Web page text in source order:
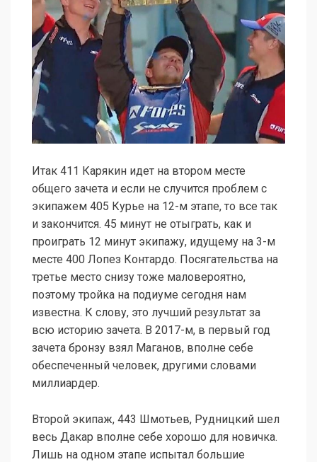
Итак 411 Карякин идет на втором месте
общего зачета и если не случится проблем с
экипажем 405 Курье на 12-м этапе, то все так
и закончится. 45 минут не отыграть, как и
проиграть 12 минут экипажу, идущему на 3-м
месте 400 Лопез Контардо. Посягательства на
третье место снизу тоже маловероятно,
поэтому тройка на подиуме сегодня нам
известна. К слову, это лучший результат за
всю историю зачета. В 2017-м, в первый год
зачета бронзу взял Маганов, вполне себе
обеспеченный человек, другими словами
миллиардер.
Второй экипаж, 443 Шмотьев, Рудницкий шел
весь Дакар вполне себе хорошо для новичка.
Лишь на одном этапе испытал большие